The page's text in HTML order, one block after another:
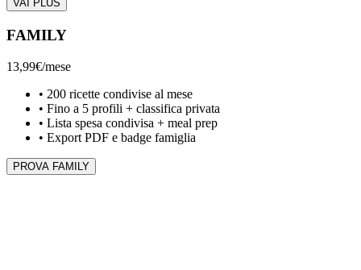
VAI PLUS
FAMILY
13,99€/mese
• 200 ricette condivise al mese
• Fino a 5 profili + classifica privata
• Lista spesa condivisa + meal prep
• Export PDF e badge famiglia
PROVA FAMILY